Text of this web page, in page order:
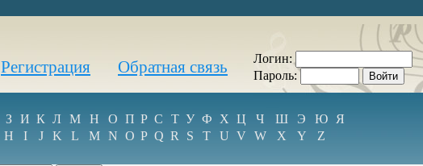
Регистрация Обратная связь
Логин:
Пароль:
З И К Л М Н О П Р С Т У Ф Х Ц Ч Ш Э Ю Я
H I J K L M N O P Q R S T U V W X Y Z